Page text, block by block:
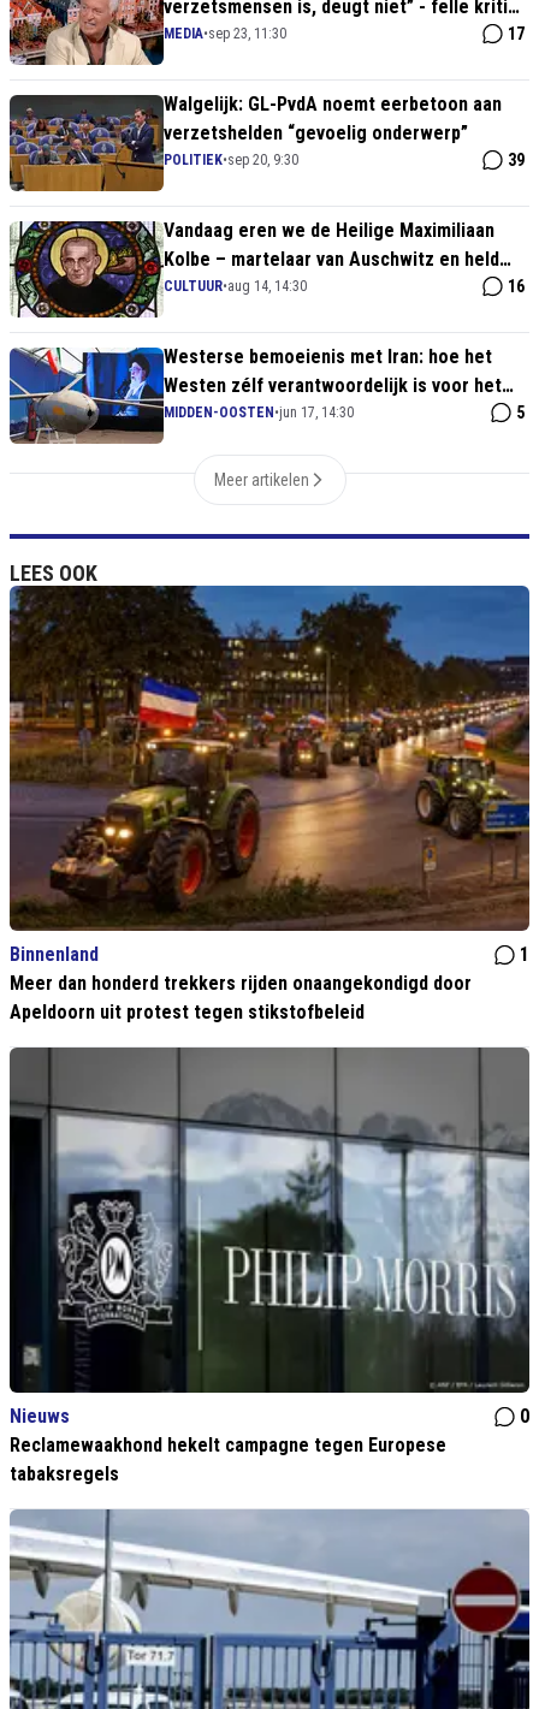
verzetsmensen is, deugt niet” - felle kritiek
op GroenLinks-PvdA
MEDIA•sep 23, 11:30 17
Walgelijk: GL-PvdA noemt eerbetoon aan
verzetshelden “gevoelig onderwerp”
POLITIEK•sep 20, 9:30 39
Vandaag eren we de Heilige Maximiliaan
Kolbe – martelaar van Auschwitz en held
van onvoorwaardelijke liefde
CULTUUR•aug 14, 14:30 16
Westerse bemoeienis met Iran: hoe het
Westen zélf verantwoordelijk is voor het
regime van vandaag
MIDDEN-OOSTEN •jun 17, 14:30 5
Meer artikelen
LEES OOK
Binnenland
1
Meer dan honderd trekkers rijden onaangekondigd door
Apeldoorn uit protest tegen stikstofbeleid
Nieuws
0
Reclamewaakhond hekelt campagne tegen Europese
tabaksregels